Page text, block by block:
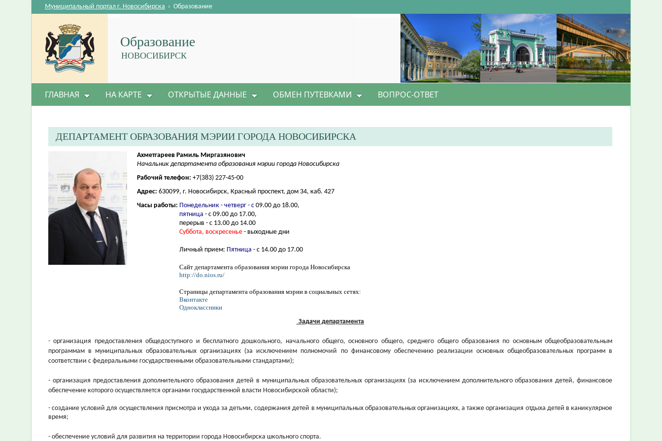
Образование
НОВОСИБИРСК
Муниципальный портал г. Новосибирска › Образование
ГЛАВНАЯ НА КАРТЕ ОТКРЫТЫЕ ДАННЫЕ ОБМЕН ПУТЕВКАМИ ВОПРОС-ОТВЕТ
ДЕПАРТАМЕНТ ОБРАЗОВАНИЯ МЭРИИ ГОРОДА НОВОСИБИРСКА
Ахметгареев Рамиль Миргазянович
Начальник департамента образования мэрии города Новосибирска
Рабочий телефон: +7(383) 227-45-00
Адрес: 630099, г. Новосибирск, Красный проспект, дом 34, каб. 427
Часы работы: Понедельник - четверг - с 09.00 до 18.00,
пятница - с 09.00 до 17.00,
перерыв - с 13.00 до 14.00
Суббота, воскресенье - выходные дни
Личный прием: Пятница - с 14.00 до 17.00
Сайт департамента образования мэрии города Новосибирска
http://do.nios.ru/
Страницы департамента образования мэрии в социальных сетях:
Вконтакте
Одноклассники
Задачи департамента
- организация предоставления общедоступного и бесплатного дошкольного, начального общего, основного общего, среднего общего образования по основным общеобразовательным
программам в муниципальных образовательных организациях (за исключением полномочий по финансовому обеспечению реализации основных общеобразовательных программ в
соответствии с федеральными государственными образовательными стандартами);
- организация предоставления дополнительного образования детей в муниципальных образовательных организациях (за исключением дополнительного образования детей, финансовое
обеспечение которого осуществляется органами государственной власти Новосибирской области);
- создание условий для осуществления присмотра и ухода за детьми, содержания детей в муниципальных образовательных организациях, а также организация отдыха детей в каникулярное
время;
- обеспечение условий для развития на территории города Новосибирска школьного спорта.